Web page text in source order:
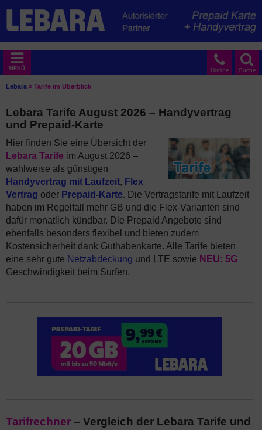
Suche
Hotline
MENÜ
Lebara » Tarife im Überblick
Lebara Tarife August 2026 – Handyvertrag
und Prepaid-Karte
Hier finden Sie eine Übersicht der
Lebara Tarife im August 2026 –
wahlweise als günstigen
Handyvertrag mit Laufzeit, Flex
Vertrag oder Prepaid-Karte. Die Vertragstarife mit Laufzeit
haben im Regelfall mehr GB und die Flex-Varianten sind
dafür monatlich kündbar. Die Prepaid Angebote sind
ebenfalls besonders flexibel und bieten zudem
Kostensicherheit dank Guthabenkarte. Alle Tarife bieten
eine sehr gute Netzabdeckung und LTE sowie NEU: 5G
Geschwindigkeit beim Surfen.
Tarifrechner – Vergleich der Lebara Tarife und